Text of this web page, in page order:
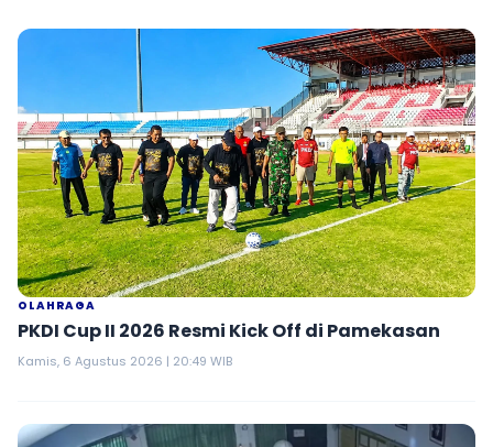
OLAHRAGA
PKDI Cup II 2026 Resmi Kick Off di Pamekasan
Kamis, 6 Agustus 2026 | 20:49 WIB